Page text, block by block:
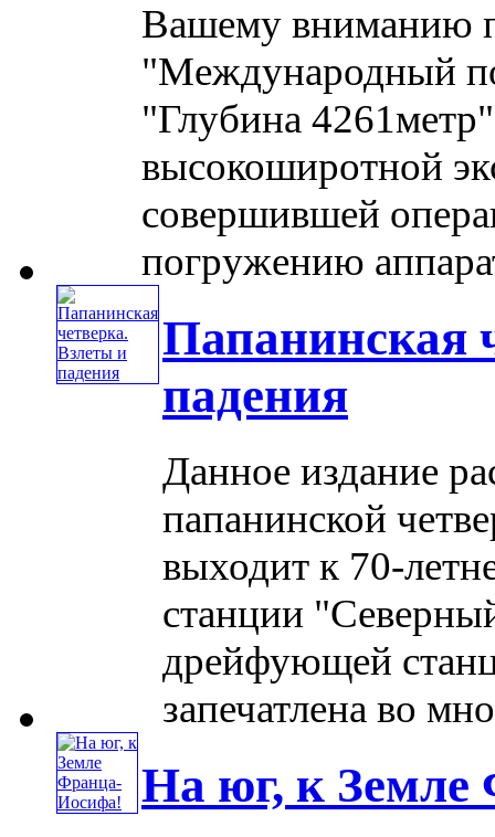
Вашему вниманию
"Международный
"Глубина
высокоширотной
совершившей
погружению
Папанинская
падения
Данное издание
папанинской
выходит к 70-
станции
дрейфующей
запечатлена во
На юг, к